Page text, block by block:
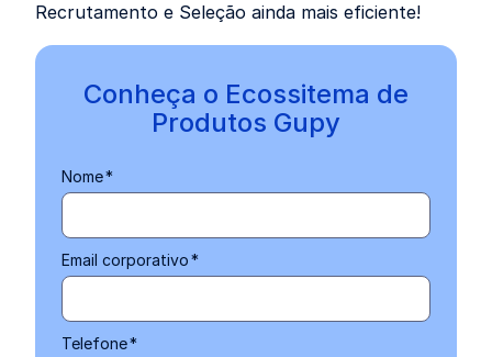
Recrutamento e Seleção ainda mais eficiente!
Conheça o Ecossitema de
Produtos Gupy
Nome*
Email corporativo*
Telefone*